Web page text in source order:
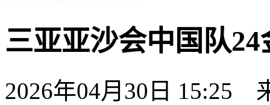
三亚亚沙会中国队
2026年04月30日 15:25